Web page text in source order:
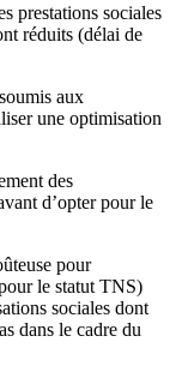
prestations sociales
réduits (délai de
aux
une optimisation
des
d’opter pour le
pour
le statut TNS)
sociales dont
dans le cadre du